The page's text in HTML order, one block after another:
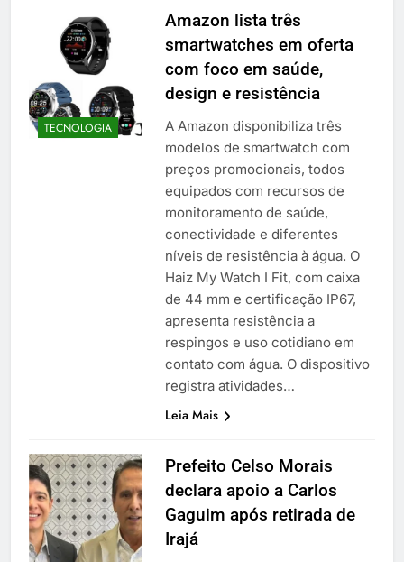
TECNOLOGIA
Amazon lista três
smartwatches em oferta
com foco em saúde,
design e resistência
A Amazon disponibiliza três
modelos de smartwatch com
preços promocionais, todos
equipados com recursos de
monitoramento de saúde,
conectividade e diferentes
níveis de resistência à água. O
Haiz My Watch I Fit, com caixa
de 44 mm e certificação IP67,
apresenta resistência a
respingos e uso cotidiano em
contato com água. O dispositivo
registra atividades…
Leia Mais
Prefeito Celso Morais
declara apoio a Carlos
Gaguim após retirada de
Irajá